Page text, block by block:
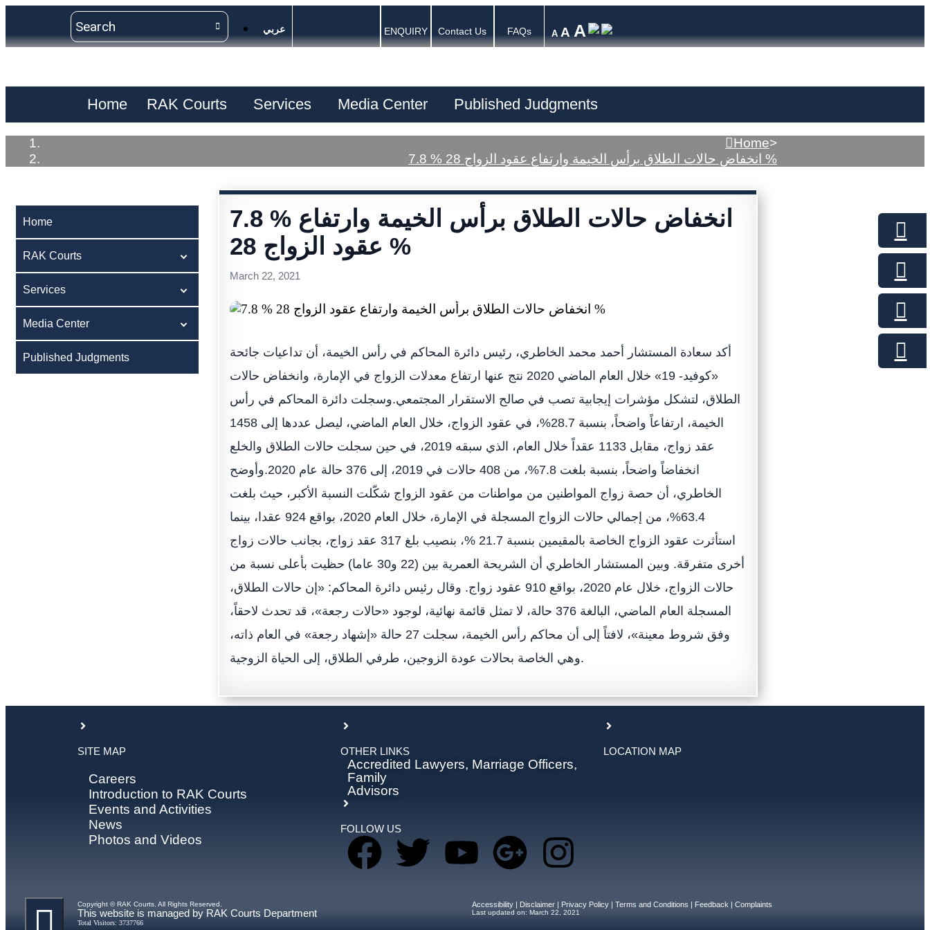
عربي ENQUIRY Contact Us FAQs A A A
Home RAK Courts Services Media Center Published Judgments
Home>
7.8 % انخفاض حالات الطلاق برأس الخيمة وارتفاع عقود الزواج 28 %
Home
RAK Courts
Services
Media Center
Published Judgments
7.8 % انخفاض حالات الطلاق برأس الخيمة وارتفاع
عقود الزواج 28 %
March 22, 2021
أكد سعادة المستشار أحمد محمد الخاطري، رئيس دائرة المحاكم في رأس الخيمة، أن تداعيات جائحة
«كوفيد- 19» خلال العام الماضي 2020 نتج عنها ارتفاع معدلات الزواج في الإمارة، وانخفاض حالات
الطلاق، لتشكل مؤشرات إيجابية تصب في صالح الاستقرار المجتمعي.وسجلت دائرة المحاكم في رأس
الخيمة، ارتفاعاً واضحاً، بنسبة 28.7%، في عقود الزواج، خلال العام الماضي، ليصل عددها إلى 1458
عقد زواج، مقابل 1133 عقداً خلال العام، الذي سبقه 2019، في حين سجلت حالات الطلاق والخلع
انخفاضاً واضحاً، بنسبة بلغت 7.8%، من 408 حالات في 2019، إلى 376 حالة عام 2020.وأوضح
الخاطري، أن حصة زواج المواطنين من مواطنات من عقود الزواج شكّلت النسبة الأكبر، حيث بلغت
63.4%، من إجمالي حالات الزواج المسجلة في الإمارة، خلال العام 2020، بواقع 924 عقدا، بينما
استأثرت عقود الزواج الخاصة بالمقيمين بنسبة 21.7 %، بنصيب بلغ 317 عقد زواج، بجانب حالات زواج
أخرى متفرقة. وبين المستشار الخاطري أن الشريحة العمرية بين (22 و30 عاما) حظيت بأعلى نسبة من
حالات الزواج، خلال عام 2020، بواقع 910 عقود زواج. وقال رئيس دائرة المحاكم: «إن حالات الطلاق،
المسجلة العام الماضي، البالغة 376 حالة، لا تمثل قائمة نهائية، لوجود «حالات رجعة»، قد تحدث لاحقاً،
وفق شروط معينة»، لافتاً إلى أن محاكم رأس الخيمة، سجلت 27 حالة «إشهاد رجعة» في العام ذاته،
وهي الخاصة بحالات عودة الزوجين، طرفي الطلاق، إلى الحياة الزوجية.
SITE MAP
Careers
Introduction to RAK Courts
Events and Activities
News
Photos and Videos
OTHER LINKS
Accredited Lawyers, Marriage Officers,
Family
Advisors
FOLLOW US
LOCATION MAP
Copyright © RAK Courts. All Rights Reserved.
This website is managed by RAK Courts Department
Total Visitors: 3737766
Accessibility Disclaimer Privacy Policy Terms and Conditions Feedback Complaints
Last updated on: March 22, 2021